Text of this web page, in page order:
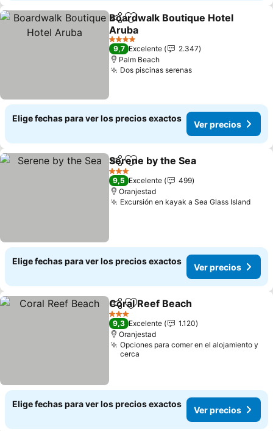
CompartirAgregar a favoritos
Boardwalk Boutique Hotel
Aruba
4 Estrellas
9,7 Excelente
2.347
Palm Beach
Dos piscinas serenas
Elige fechas para ver los precios exactos
Ver precios
CompartirAgregar a favoritos
Serene by the Sea
3 Estrellas
9,5 Excelente
499
Oranjestad
Excursión en kayak a Sea Glass Island
Elige fechas para ver los precios exactos
Ver precios
CompartirAgregar a favoritos
Coral Reef Beach
3 Estrellas
9,3 Excelente
1.120
Oranjestad
Opciones para comer en el alojamiento y
cerca
Elige fechas para ver los precios exactos
Ver precios